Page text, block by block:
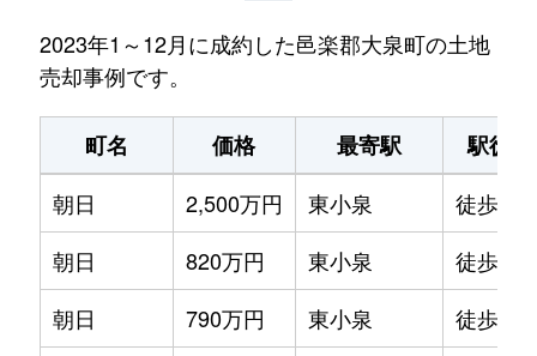
2023年1～12月に成約した邑楽郡大泉町の土地
売却事例です。
町名 価格 最寄駅
駅徒歩
朝日
2,500万円 東小泉
徒歩7分
朝日
820万円 東小泉
徒歩14
朝日
790万円 東小泉
徒歩14